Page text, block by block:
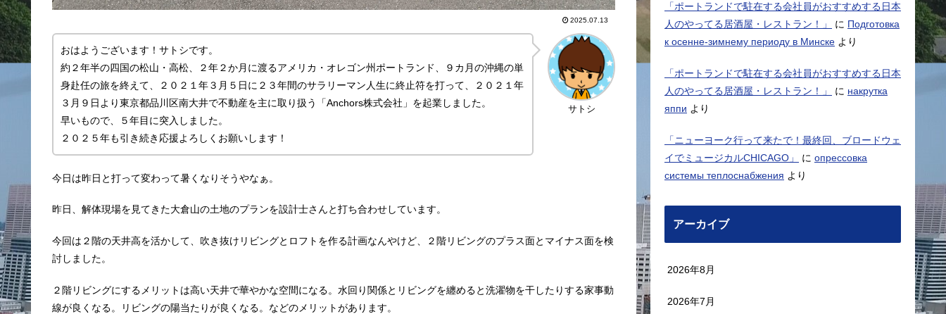
2025.07.13
サトシ
おはようございます！サトシです。
約２年半の四国の松山・高松、２年２か月に渡るアメリカ・オレゴン州ポートランド、９カ月の沖縄の単
身赴任の旅を終えて、２０２１年３月５日に２３年間のサラリーマン人生に終止符を打って、２０２１年
３月９日より東京都品川区南大井で不動産を主に取り扱う「Anchors株式会社」を起業しました。
早いもので、５年目に突入しました。
２０２５年も引き続き応援よろしくお願いします！
今日は昨日と打って変わって暑くなりそうやなぁ。
昨日、解体現場を見てきた大倉山の土地のプランを設計士さんと打ち合わせしています。
今回は２階の天井高を活かして、吹き抜けリビングとロフトを作る計画なんやけど、２階リビングのプラス面とマイナス面を検
討しました。
２階リビングにするメリットは高い天井で華やかな空間になる。水回り関係とリビングを纏めると洗濯物を干したりする家事動
線が良くなる。リビングの陽当たりが良くなる。などのメリットがあります。
「ポートランドで駐在する会社員がおすすめする日本
人のやってる居酒屋・レストラン！」
に Подготовка
к осенне-зимнему периоду в Минске より
「ポートランドで駐在する会社員がおすすめする日本
人のやってる居酒屋・レストラン！」
に накрутка
яппи より
「ニューヨーク行って来たで！最終回、ブロードウェ
イでミュージカルCHICAGO」
に опрессовка
системы теплоснабжения より
アーカイブ
2026年8月
2026年7月